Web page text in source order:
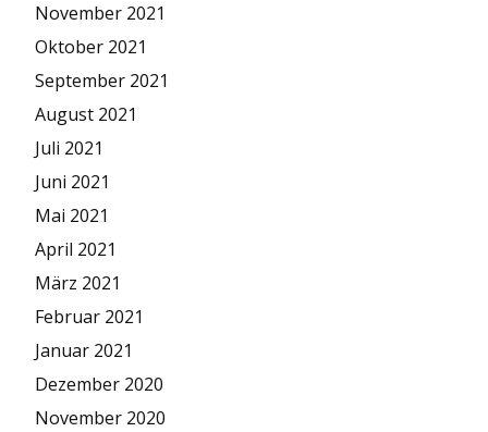
November 2021
Oktober 2021
September 2021
August 2021
Juli 2021
Juni 2021
Mai 2021
April 2021
März 2021
Februar 2021
Januar 2021
Dezember 2020
November 2020